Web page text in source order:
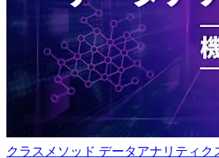
クラスメソッド データアナリティ